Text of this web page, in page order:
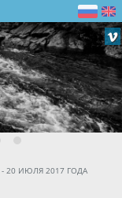
- 20 ИЮЛЯ 2017 ГОДА